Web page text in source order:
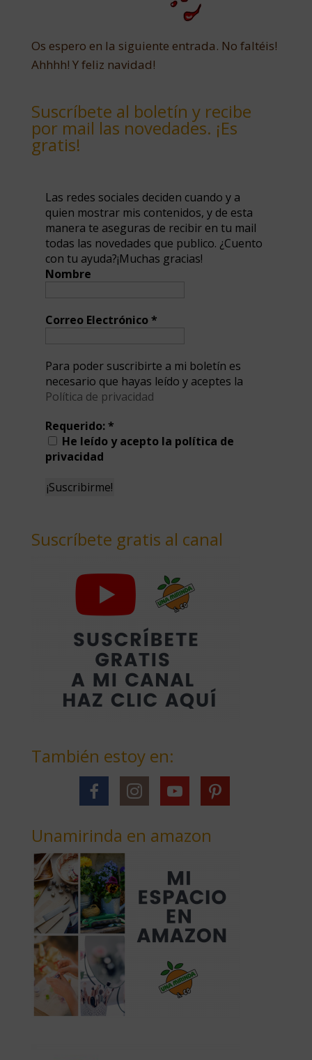
Os espero en la siguiente entrada. No faltéis!
Ahhhh! Y feliz navidad!
Suscríbete al boletín y recibe
por mail las novedades. ¡Es
gratis!
Las redes sociales deciden cuando y a
quien mostrar mis contenidos, y de esta
manera te aseguras de recibir en tu mail
todas las novedades que publico. ¿Cuento
con tu ayuda?¡Muchas gracias!
Nombre
Correo Electrónico*
Para poder suscribirte a mi boletín es
necesario que hayas leído y aceptes la
Política de privacidad
Requerido:*
He leído y acepto la política de
privacidad
Suscríbete gratis al canal
También estoy en:
Unamirinda en amazon